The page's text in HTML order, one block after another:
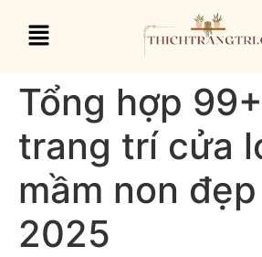
Tổng hợp
trang trí cửa
mầm non
2025